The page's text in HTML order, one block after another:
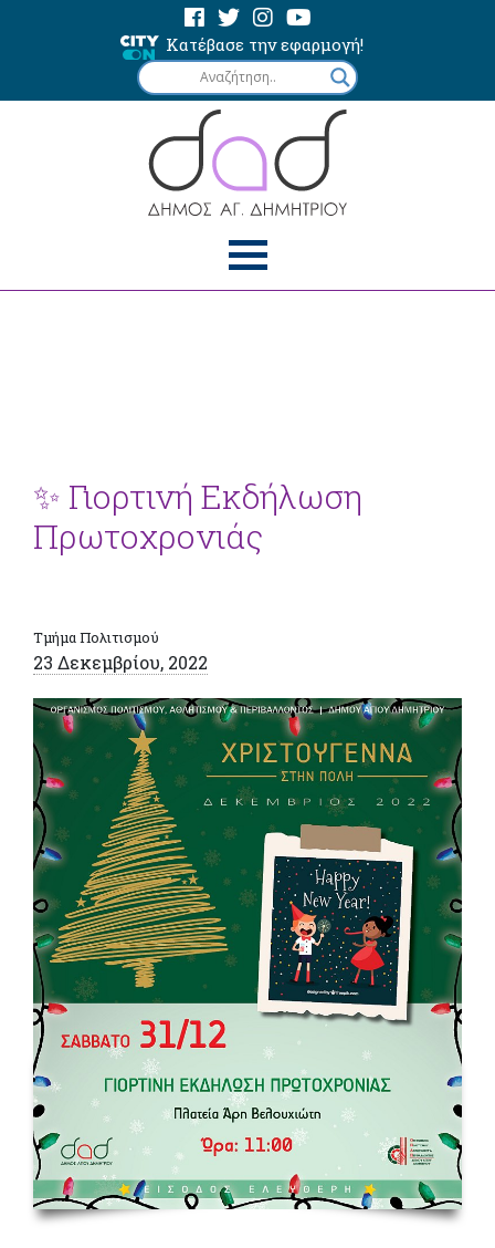
Κατέβασε την εφαρμογή!
✨ Γιορτινή Εκδήλωση
Πρωτοχρονιάς
Τμήμα Πολιτισμού
23 Δεκεμβρίου, 2022